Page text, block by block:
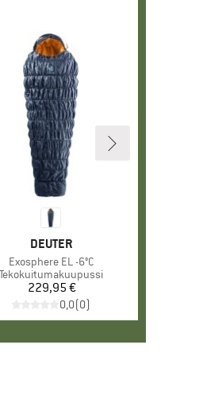
MERKKI
DEUTER
Tuote
Exosphere EL -6°C
Tuoteryhmä
Tekokuitumakuupussi
Hinta
229,95 €
0,0(0)